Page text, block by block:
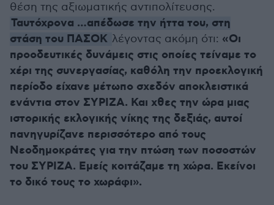
θέση της αξιωματικής αντιπολίτευσης.
Ταυτόχρονα …απέδωσε την ήττα του, στη
στάση του ΠΑΣΟΚ λέγοντας ακόμη ότι: «Οι
προοδευτικές δυνάμεις στις οποίες τείναμε το
χέρι της συνεργασίας, καθόλη την προεκλογική
περίοδο είχανε μέτωπο σχεδόν αποκλειστικά
ενάντια στον ΣΥΡΙΖΑ. Και χθες την ώρα μιας
ιστορικής εκλογικής νίκης της δεξιάς, αυτοί
πανηγυρίζανε περισσότερο από τους
Νεοδημοκράτες για την πτώση των ποσοστών
του ΣΥΡΙΖΑ. Εμείς κοιτάζαμε τη χώρα. Εκείνοι
το δικό τους το χωράφι».